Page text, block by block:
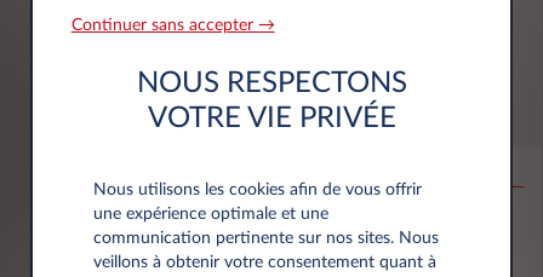
Opel Combo
CARGO
75.000 km 60 mois Diesel
DÉCOUVREZ L'OFFRE
Continuer sans accepter →
NOUS RESPECTONS
VOTRE VIE PRIVÉE
Nous utilisons les cookies afin de vous offrir
une expérience optimale et une
communication pertinente sur nos sites. Nous
veillons à obtenir votre consentement quant à